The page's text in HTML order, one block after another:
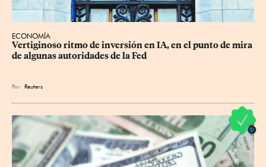
ECONOMÍA
Vertiginoso ritmo de inversión en IA, en el punto de mira
de algunas autoridades de la Fed
Por Reuters